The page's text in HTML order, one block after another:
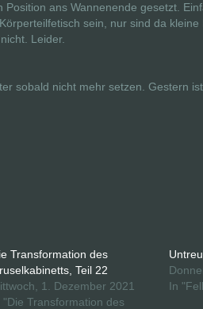
ans Wannenende gesetzt.
sein, nur sind da kleine
Leider.
sobald nicht mehr setzen. Gestern
Transformation des
Teil 22
1. Dezember 2021
"Die Transformation des
In